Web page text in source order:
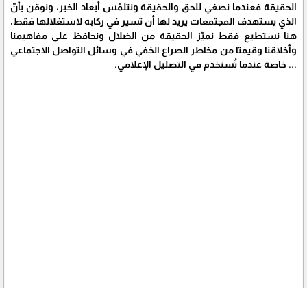
الحقيقة فعندما نصغي للحق والحقيقة ونتلمّس أبعاد الخبر، ونوقن بأنّ
الذي يستهدف المجتمعات يريد لها أن تسير في ركابه لاستغلالها فقط،
هنا نستطيع فقط نميّز الحقيقة من الضلال ونحافظ على مفاهيمنا
وأخلاقنا وقيمتا من مخاطر الصراع الخفي في وسائل التواصل الاجتماعي
... خاصة عندما تُستخدم في التضليل الإعلامي.